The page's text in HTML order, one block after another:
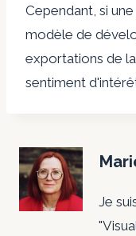
Cependant, si
modèle de
exportations de
sentiment
Je